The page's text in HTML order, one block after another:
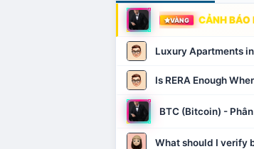
VÀNG CẢNH BÁO
Luxury Apartments
Is RERA Enough
BTC (Bitcoin) -
What should I verify